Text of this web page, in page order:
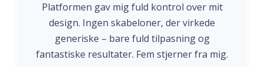
Platformen gav mig fuld kontrol over mit
design. Ingen skabeloner, der virkede
generiske – bare fuld tilpasning og
fantastiske resultater. Fem stjerner fra mig.